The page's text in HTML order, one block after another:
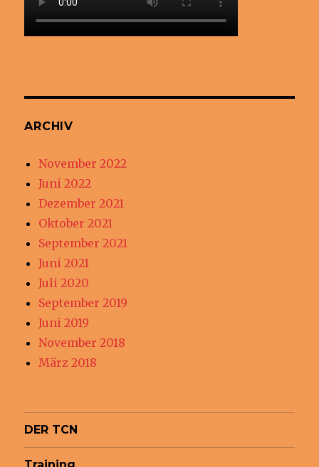
ARCHIV
November 2022
Juni 2022
Dezember 2021
Oktober 2021
September 2021
Juni 2021
Juli 2020
September 2019
Juni 2019
November 2018
März 2018
DER TCN